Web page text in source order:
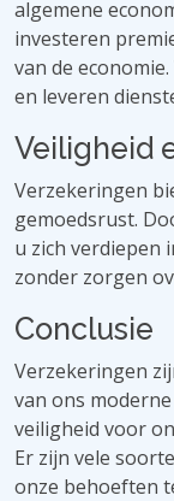
algemene
investeren
van de
en leveren
Veiligheid
Verzekeringen
gemoedsrust.
u zich verdiepen
zonder zorgen
Conclusie
Verzekeringen
van ons
veiligheid voor
Er zijn vele
onze behoeften